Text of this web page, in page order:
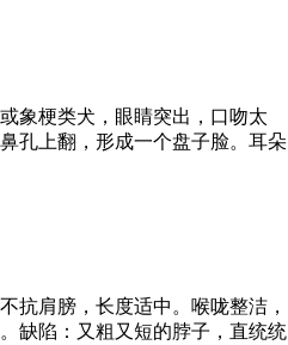
梗类犬，眼睛突出，口吻太
孔上翻，形成一个盘子脸。耳朵
肩膀，长度适中。喉咙整洁，
缺陷：又粗又短的脖子，直统统